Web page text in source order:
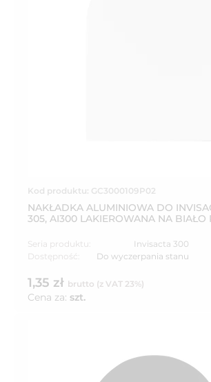
Kod produktu: GC3000109P02
NAKŁADKA ALUMINIOWA DO
305, AI300 LAKIEROWANA NA BIAŁO
Seria produktu:
Invisacta 300
Dostępność:
Do wyczerpania stanu
1,35 zł brutto (z VAT 23%)
Cena za: szt.